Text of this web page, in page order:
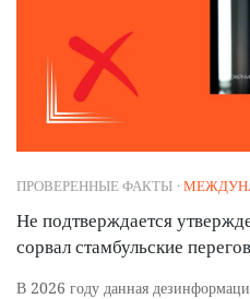
ПРОВЕРЕННЫЕ ФАКТЫ ·
Не подтверждается
сорвал стамбульские
В 2026 году данная